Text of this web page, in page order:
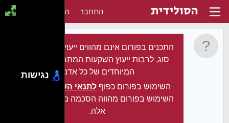
התחבר הירשם
התכנים בפורום אינם מהווים ייעוץ מקצועי מכל
סוג, לרבות ייעוץ השקעות המתחשב בצרכיו
המיוחדים של כל אדם.
השימוש בפורום כפוף לתנאי השימוש
השימוש בפורום מהווה הסכמה מלאה לתנאים
אלה.
נגישות